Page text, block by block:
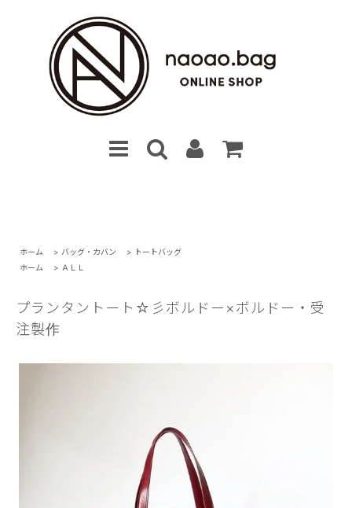
ホーム > バッグ・カバン > トートバッグ
ホーム
> ＡＬＬ
プランタントート☆彡ボルドー×ボルドー・受
注製作